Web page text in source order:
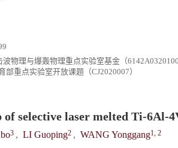
物理与爆轰物理重点实验室基金（
重点实验室开放课题（CJ2020007）
selective laser melted Ti-6Al-
3 , LI Guoping2 , WANG Yonggang1, 2